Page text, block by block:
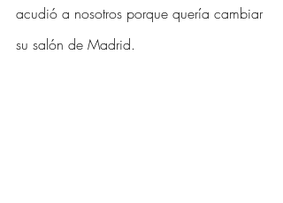
acudió a nosotros porque quería cambiar
su salón de Madrid.